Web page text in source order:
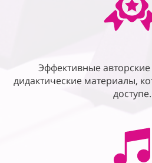
Эффективные
дидактические материалы,
доступе.